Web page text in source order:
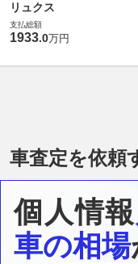
リュクス
支払総額
1933.0万円
車査定を依頼
個人情報
車の相場